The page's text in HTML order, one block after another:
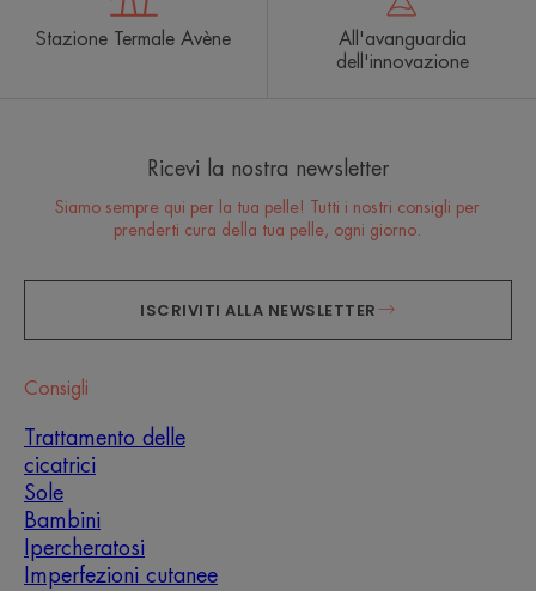
Stazione Termale Avène
All'avanguardia
dell'innovazione
Ricevi la nostra newsletter
Siamo sempre qui per la tua pelle! Tutti i nostri consigli per
prenderti cura della tua pelle, ogni giorno.
ISCRIVITI ALLA NEWSLETTER
Consigli
Trattamento delle
cicatrici
Sole
Bambini
Ipercheratosi
Imperfezioni cutanee